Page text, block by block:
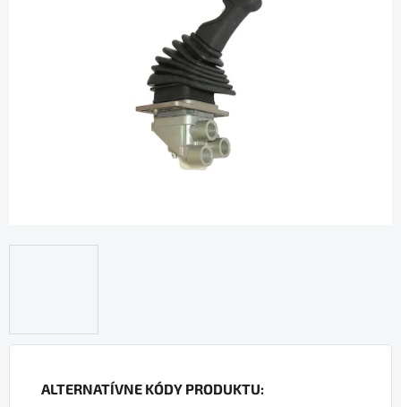
ALTERNATÍVNE KÓDY PRODUKTU: